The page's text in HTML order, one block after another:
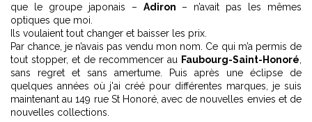
que le groupe japonais – Adiron – n’avait pas les mêmes
optiques que moi.
Ils voulaient tout changer et baisser les prix.
Par chance, je n’avais pas vendu mon nom. Ce qui m’a permis de
tout stopper, et de recommencer au Faubourg-Saint-Honoré
sans regret et sans amertume. Puis après une éclipse de
quelques années où j'ai créé pour différentes marques, je suis
maintenant au 149 rue St Honoré, avec de nouvelles envies et de
nouvelles collections.